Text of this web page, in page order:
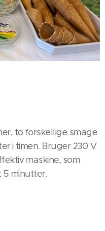
to forskellige smage
i timen. Bruger 230 V
maskine, som
5 minutter.